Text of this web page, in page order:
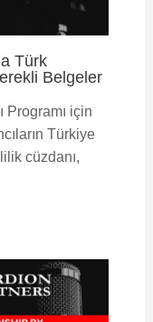
Türk
Belgeler
Programı için
Türkiye
cüzdanı,